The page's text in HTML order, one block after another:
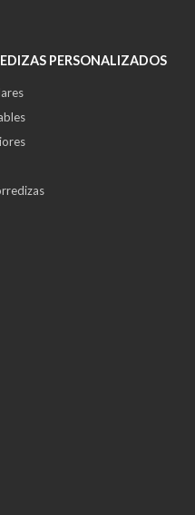
PERSONALIZADOS